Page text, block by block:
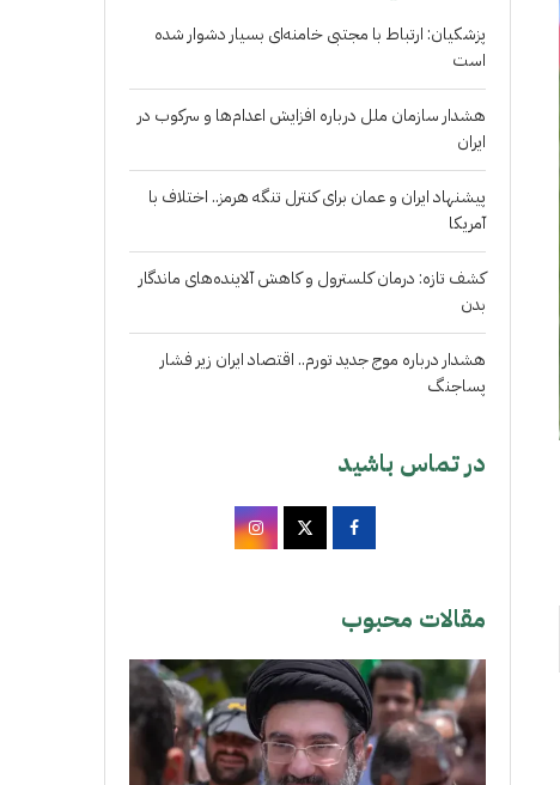
پزشکیان: ارتباط با مجتبی خامنه‌ای بسیار دشوار شده
است
هشدار سازمان ملل درباره افزایش اعدام‌ها و سرکوب در
ایران
پیشنهاد ایران و عمان برای کنترل تنگه هرمز.. اختلاف با
آمریکا
کشف تازه: درمان کلسترول و کاهش آلاینده‌های ماندگار
بدن
هشدار درباره موج جدید تورم.. اقتصاد ایران زیر فشار
پساجنگ
در تماس باشید
مقالات محبوب